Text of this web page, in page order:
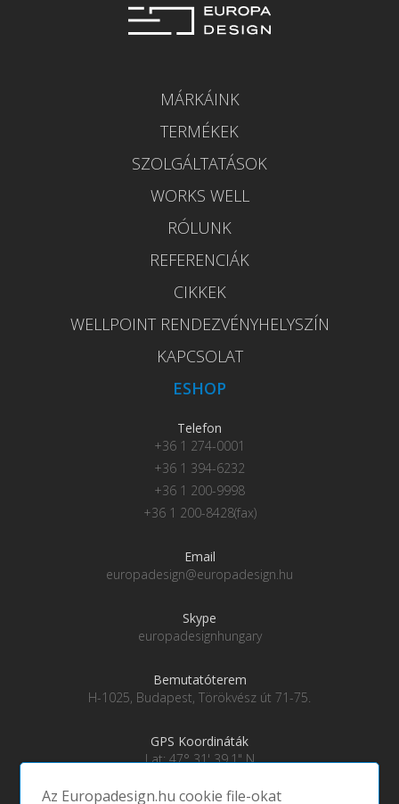
MÁRKÁINK
TERMÉKEK
SZOLGÁLTATÁSOK
WORKS WELL
RÓLUNK
REFERENCIÁK
CIKKEK
WELLPOINT RENDEZVÉNYHELYSZÍN
KAPCSOLAT
ESHOP
Telefon
+36 1 274-0001
+36 1 394-6232
+36 1 200-9998
+36 1 200-8428(fax)
Email
europadesign@europadesign.hu
Skype
europadesignhungary
Bemutatóterem
H-1025, Budapest, Törökvész út 71-75.
GPS Koordináták
Lat: 47° 31' 39.1" N
Az Europadesign.hu cookie file-okat